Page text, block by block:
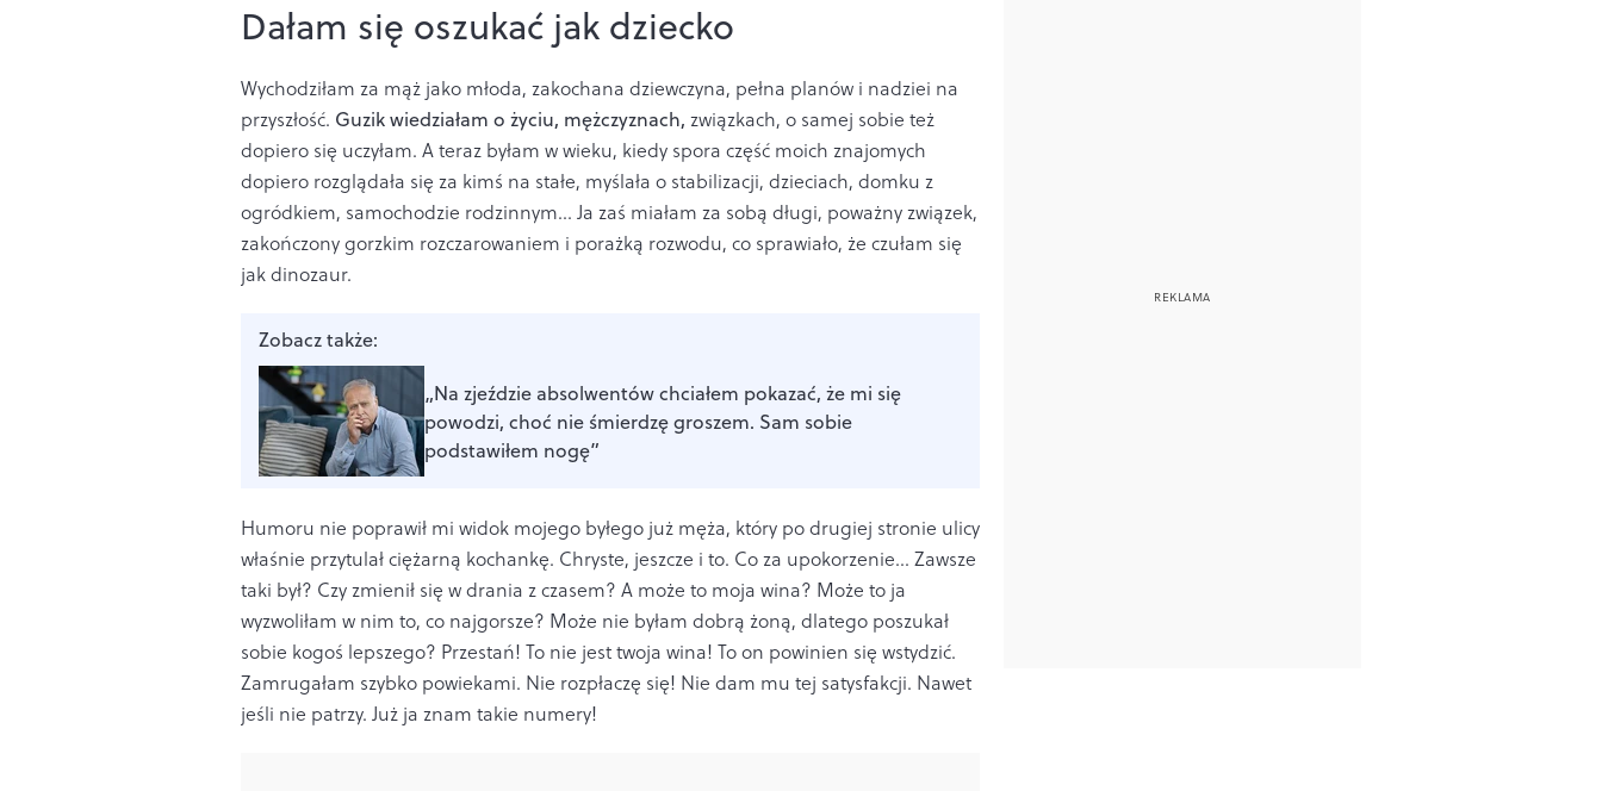
Dałam się oszukać jak dziecko
Wychodziłam za mąż jako młoda, zakochana dziewczyna, pełna planów i nadziei na
przyszłość. Guzik wiedziałam o życiu, mężczyznach, związkach, o samej sobie też
dopiero się uczyłam. A teraz byłam w wieku, kiedy spora część moich znajomych
dopiero rozglądała się za kimś na stałe, myślała o stabilizacji, dzieciach, domku z
ogródkiem, samochodzie rodzinnym… Ja zaś miałam za sobą długi, poważny związek,
zakończony gorzkim rozczarowaniem i porażką rozwodu, co sprawiało, że czułam się
jak dinozaur.
Zobacz także:
„Na zjeździe absolwentów chciałem pokazać, że mi się
powodzi, choć nie śmierdzę groszem. Sam sobie
podstawiłem nogę”
Humoru nie poprawił mi widok mojego byłego już męża, który po drugiej stronie ulicy
właśnie przytulał ciężarną kochankę. Chryste, jeszcze i to. Co za upokorzenie… Zawsze
taki był? Czy zmienił się w drania z czasem? A może to moja wina? Może to ja
wyzwoliłam w nim to, co najgorsze? Może nie byłam dobrą żoną, dlatego poszukał
sobie kogoś lepszego? Przestań! To nie jest twoja wina! To on powinien się wstydzić.
Zamrugałam szybko powiekami. Nie rozpłaczę się! Nie dam mu tej satysfakcji. Nawet
jeśli nie patrzy. Już ja znam takie numery!